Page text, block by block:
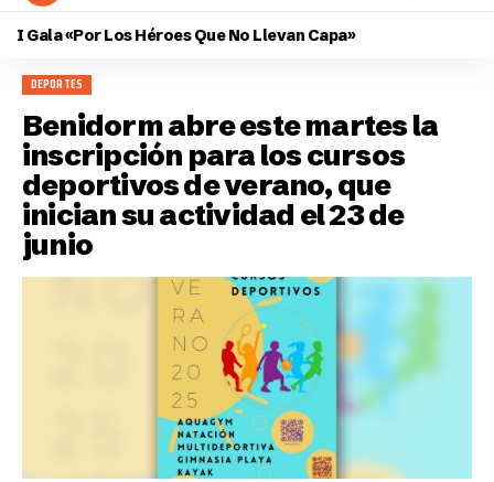
tamaño
fuente
I Gala «Por Los Héroes Que No Llevan Capa»
DEPORTES
Benidorm abre este martes la
inscripción para los cursos
deportivos de verano, que
inician su actividad el 23 de
junio